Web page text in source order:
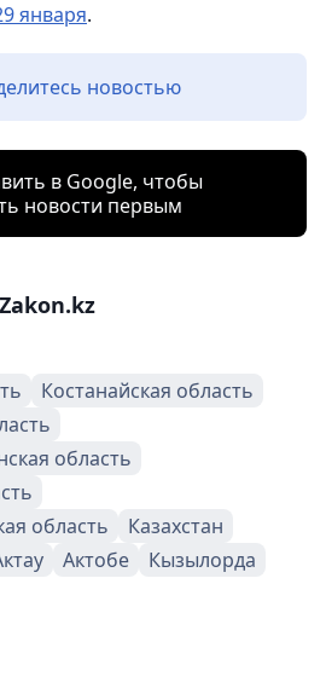
января.
новостью
в Google, чтобы
новости первым
Костанайская область
область
область
Казахстан
Актобе
Кызылорда